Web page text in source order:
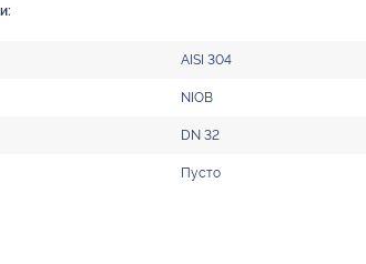
AISI 304
NIOB
DN 32
Пусто